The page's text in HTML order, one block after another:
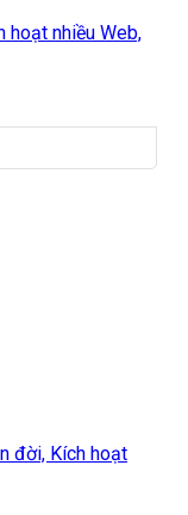
hoạt nhiều Web,
đời, Kích hoạt